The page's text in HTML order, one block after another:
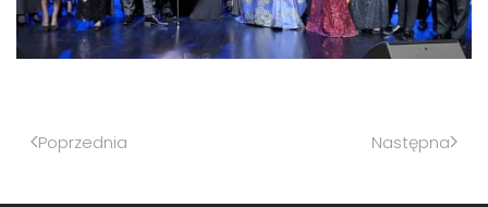
Poprzednia Następna